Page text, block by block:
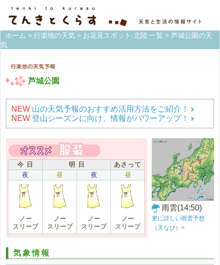
ホーム > 行楽地の天気 > お花見スポット-北陸 一覧 > 芦城公園の天
気
芦城公園
NEW 山の天気予報のおすすめ活用方法をご紹介！
NEW 登山シーズンに向け、情報がパワーアップ！
今 日 明 日
あさって
夜
昼 夜 昼
ノー
スリーブ
ノー
スリーブ
ノー
スリーブ
ノー
スリーブ
雨雲(14:50)
更に詳しい雨雲予想
（天なび）>
気象情報